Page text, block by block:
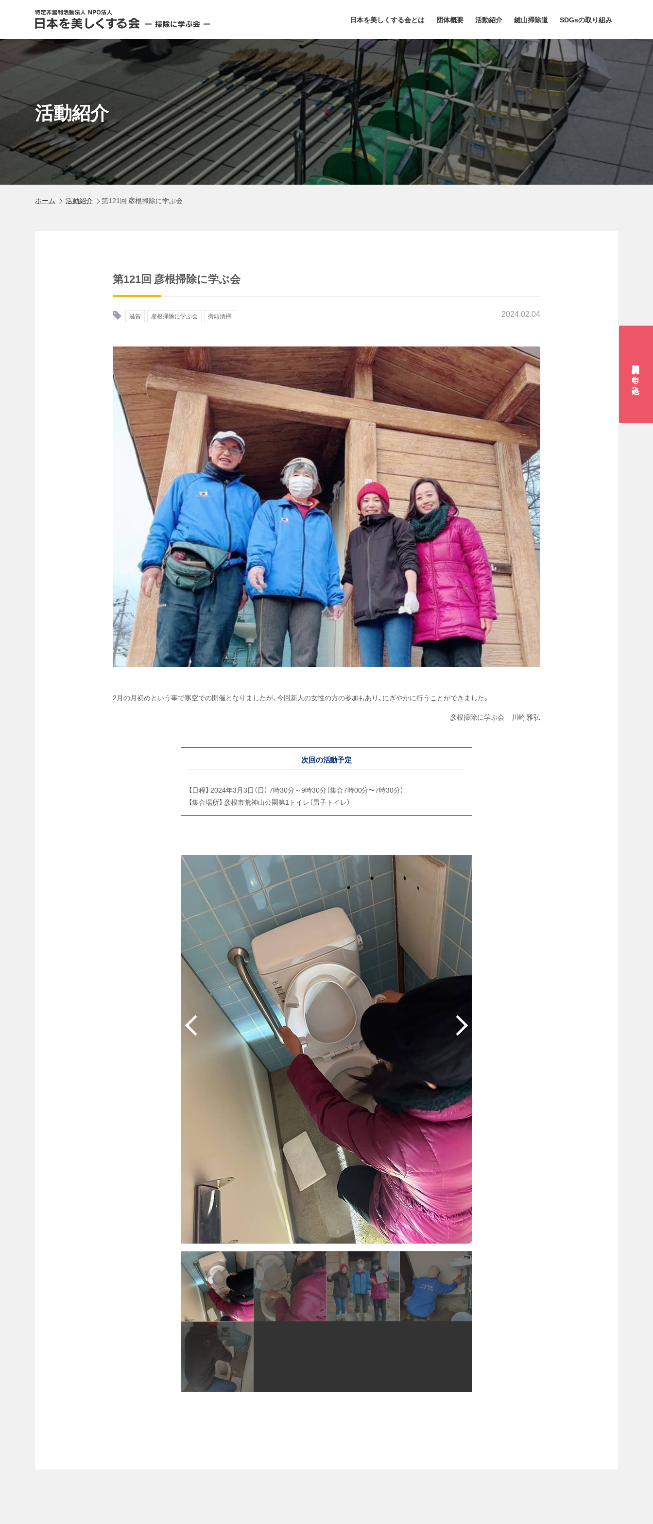
日本を美しくする会とは
活動理念 基本理念 主な活動内容 なぜトイレ掃除なのか 代表者メッセージ
団体概要
団体概要 会のあゆみ 団体一覧 予算と実績
活動紹介
年次記念大会 月例大会 お掃除通信 企業見学会 5.30運動 教師のための便教会
鍵山掃除道
出版活動 鍵山秀三郎の書籍 関連動画 30周年「掃除道」記念誌
SDGsの取り組み
SDGsの取り組み リーフレットのダウンロード
賛助会員お申し込み
活動紹介
ホーム 活動紹介 第121回 彦根掃除に学ぶ会
第121回 彦根掃除に学ぶ会
滋賀 彦根掃除に学ぶ会 街頭清掃 2024.02.04
2月の月初めという事で寒空での開催となりましたが、今回新人の女性の方の参加もあり、にぎやかに行うことができました。
彦根掃除に学ぶ会 川崎 雅弘
次回の活動予定
【日程】 2024年3月3日（日） 7時30分～9時30分（集合7時00分〜7時30分）
【集合場所】 彦根市荒神山公園第1トイレ（男子トイレ）